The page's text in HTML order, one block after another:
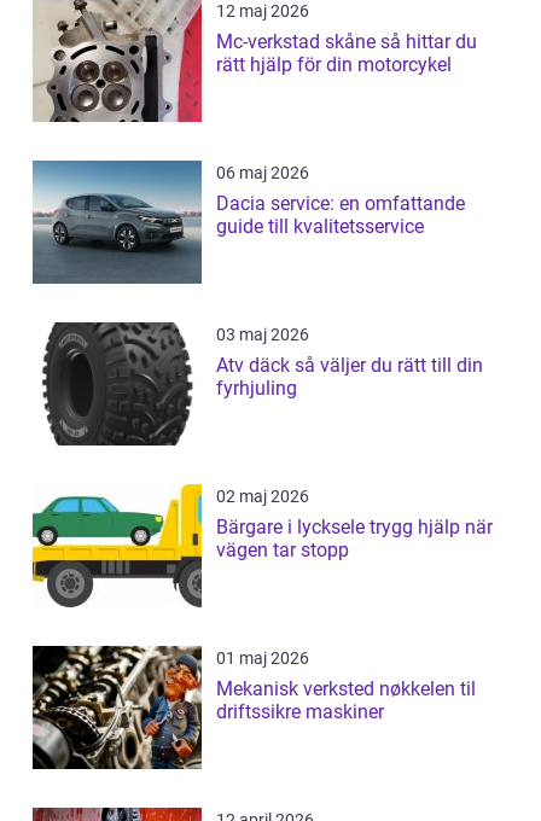
12 maj 2026
Mc-verkstad skåne så hittar du
rätt hjälp för din motorcykel
06 maj 2026
Dacia service: en omfattande
guide till kvalitetsservice
03 maj 2026
Atv däck så väljer du rätt till din
fyrhjuling
02 maj 2026
Bärgare i lycksele trygg hjälp när
vägen tar stopp
01 maj 2026
Mekanisk verksted nøkkelen til
driftssikre maskiner